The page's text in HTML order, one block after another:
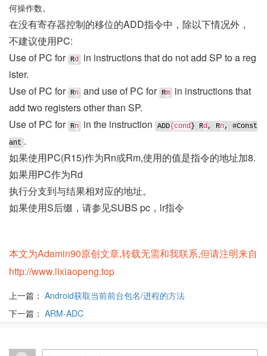
何操作数。
在没有寄存器控制的移位的ADD指令中，除以下情况外，
不建议使用PC:
Use of PC for Rd
in instructions that do not add SP to a reg
ister.
Use of PC for Rn and use of PC for Rm
in instructions that
add two registers other than SP.
Use of PC for Rn in the instruction ADD{cond } Rd , Rn, #Const
ant .
如果使用PC(R15)作为Rn或Rm,使用的值是指令的地址加8.
如果用PC作为Rd
执行分支到与结果相对应的地址。
如果使用S后缀，请参见SUBS pc，lr指令
本文为Adamin90原创文章,转载无需和我联系,但请注明来自
http://www.lixiaopeng.top
上一篇： Android获取当前前台包名/进程的方法
下一篇： ARM-ADC